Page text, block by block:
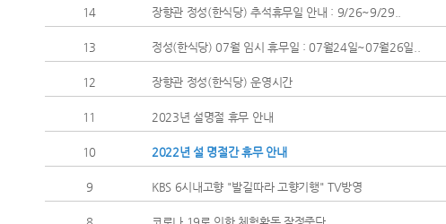
14 장향관 정성(한식당) 추석휴무일 안내 : 9/26~9/29..
13 정성(한식당) 07월 임시 휴무일 : 07월24일~07월26일..
12 장향관 정성(한식당) 운영시간
11 2023년 설명절 휴무 안내
10 2022년 설 명절간 휴무 안내
9 KBS 6시내고향 "발길따라 고향기행" TV방영